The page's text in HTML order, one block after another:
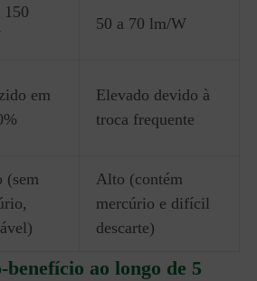
150
50 a 70 lm/W
em
Elevado devido à
troca frequente
(sem
Alto (contém
mercúrio e difícil
descarte)
ao longo de 5